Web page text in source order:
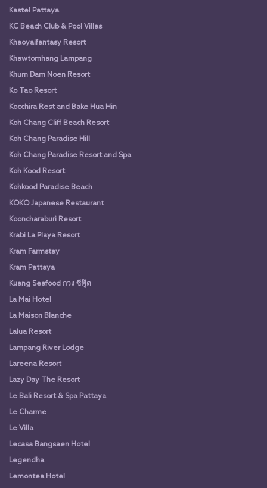
Kastel Pattaya
KC Beach Club & Pool Villas
Khaoyaifantasy Resort
Khawtomhang Lampang
Khum Dam Noen Resort
Ko Tao Resort
Kocchira Rest and Bake Hua Hin
Koh Chang Cliff Beach Resort
Koh Chang Paradise Hill
Koh Chang Paradise Resort and Spa
Koh Kood Resort
Kohkood Paradise Beach
KOKO Japanese Restaurant
Kooncharaburi Resort
Krabi La Playa Resort
Kram Farmstay
Kram Pattaya
Kuang Seafood กวง ซีฟู๊ด
La Mai Hotel
La Maison Blanche
Lalua Resort
Lampang River Lodge
Lareena Resort
Lazy Day The Resort
Le Bali Resort & Spa Pattaya
Le Charme
Le Villa
Lecasa Bangsaen Hotel
Legendha
Lemontea Hotel